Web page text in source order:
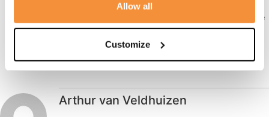
Allow all
Customize
Wat zal ze vreselijk gemist worden. Met veel mooie
herinneringen moeten
jullie nu verder maar weet dat we meeleven in jullie
Arthur van Veldhuizen